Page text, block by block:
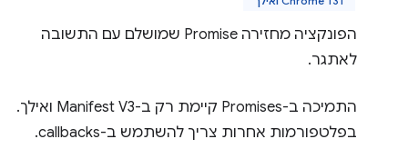
הפונקציה מחזירה Promise שמושלם עם התשובה
לאתגר.
התמיכה ב-Promises קיימת רק ב-Manifest V3 ואילך.
בפלטפורמות אחרות צריך להשתמש ב-callbacks.